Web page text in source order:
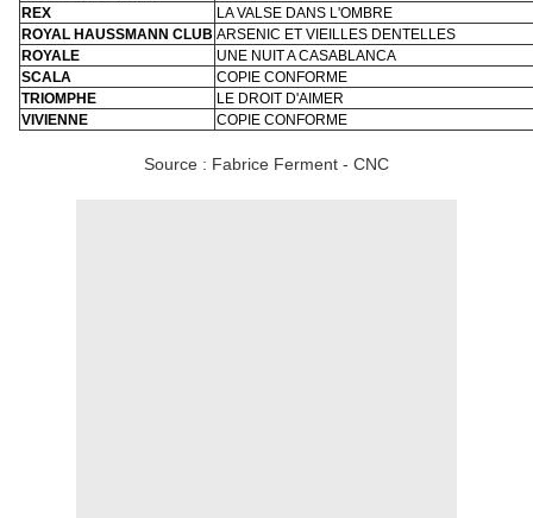
REX
LA VALSE DANS L'OMBRE
ROYAL HAUSSMANN CLUB ARSENIC ET VIEILLES DENTELLES
ROYALE
UNE NUIT A CASABLANCA
SCALA
COPIE CONFORME
TRIOMPHE
LE DROIT D'AIMER
VIVIENNE
COPIE CONFORME
Source : Fabrice Ferment - CNC